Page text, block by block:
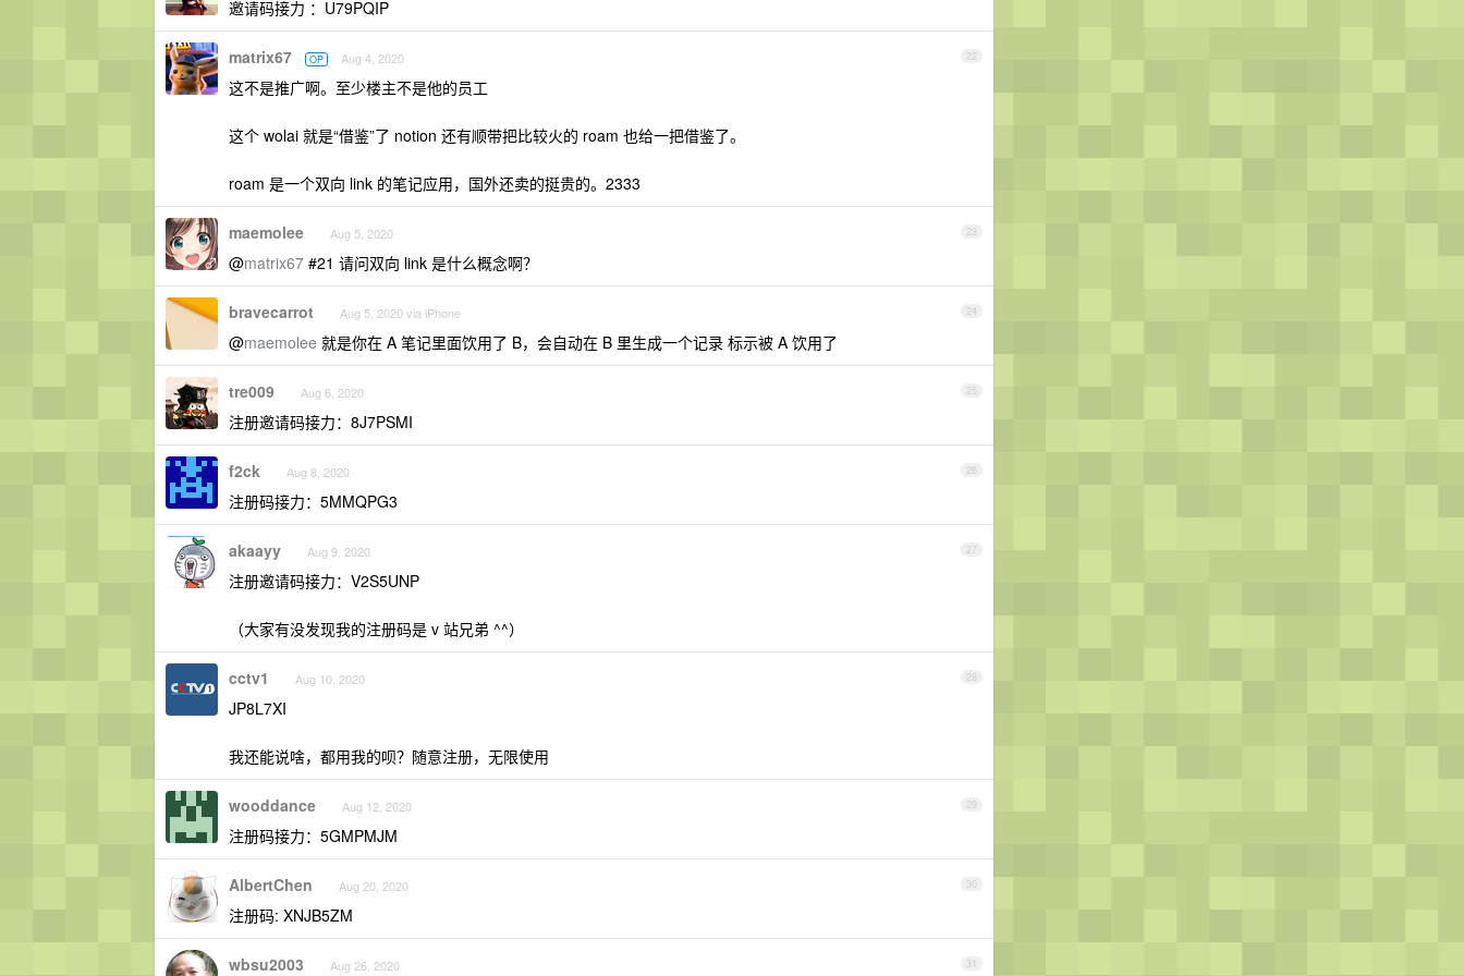
邀请码接力 ：U79PQIP
22
matrix67 OP Aug 4, 2020
这不是推广啊。至少楼主不是他的员工
这个 wolai 就是“借鉴”了 notion 还有顺带把比较火的 roam 也给一把借鉴了。
roam 是一个双向 link 的笔记应用，国外还卖的挺贵的。2333
23
maemolee Aug 5, 2020
@matrix67 #21 请问双向 link 是什么概念啊？
24
bravecarrot Aug 5, 2020 via iPhone
@maemolee 就是你在 A 笔记里面饮用了 B，会自动在 B 里生成一个记录 标示被 A 饮用了
25
tre009 Aug 6, 2020
注册邀请码接力：8J7PSMI
26
f2ck Aug 8, 2020
注册码接力：5MMQPG3
27
akaayy Aug 9, 2020
注册邀请码接力：V2S5UNP
（大家有没发现我的注册码是 v 站兄弟 ^^）
28
cctv1 Aug 10, 2020
JP8L7XI
我还能说啥，都用我的呗？随意注册，无限使用
29
wooddance Aug 12, 2020
注册码接力：5GMPMJM
30
AlbertChen Aug 20, 2020
注册码: XNJB5ZM
31
wbsu2003 Aug 26, 2020